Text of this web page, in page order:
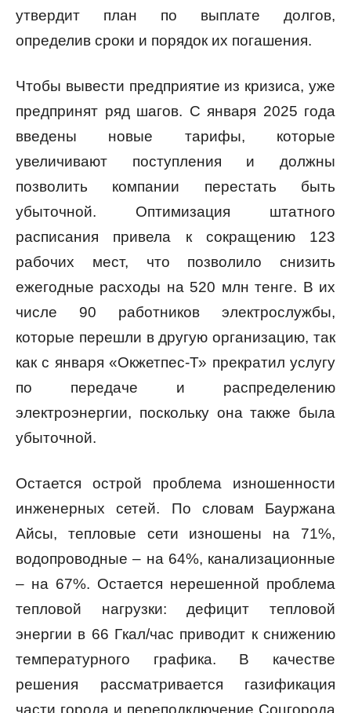
утвердит план по выплате долгов,
определив сроки и порядок их погашения.
Чтобы вывести предприятие из кризиса, уже
предпринят ряд шагов. С января 2025 года
введены новые тарифы, которые
увеличивают поступления и должны
позволить компании перестать быть
убыточной. Оптимизация штатного
расписания привела к сокращению 123
рабочих мест, что позволило снизить
ежегодные расходы на 520 млн тенге. В их
числе 90 работников электрослужбы,
которые перешли в другую организацию, так
как с января «Окжетпес-Т» прекратил услугу
по передаче и распределению
электроэнергии, поскольку она также была
убыточной.
Остается острой проблема изношенности
инженерных сетей. По словам Бауржана
Айсы, тепловые сети изношены на 71%,
водопроводные – на 64%, канализационные
– на 67%. Остается нерешенной проблема
тепловой нагрузки: дефицит тепловой
энергии в 66 Гкал/час приводит к снижению
температурного графика. В качестве
решения рассматривается газификация
части города и переподключение Соцгорода